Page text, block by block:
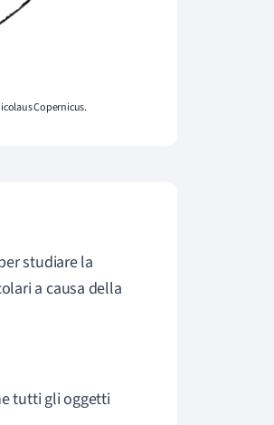
Copernicus.
studiare la
a causa della
tutti gli oggetti